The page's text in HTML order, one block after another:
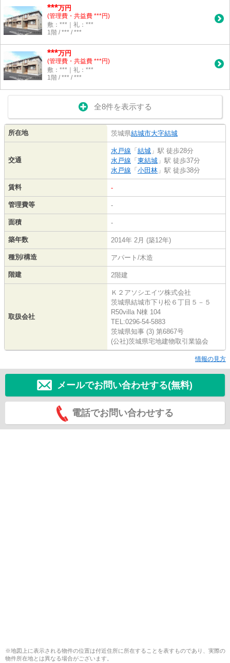
***万円
(管理費・共益費 ***円)
敷：***｜礼：***
1階 / *** / ***
***万円
(管理費・共益費 ***円)
敷：***｜礼：***
1階 / *** / ***
全8件を表示する
所在地 茨城県結城市大字結城
交通
水戸線 「 結城 」駅 徒歩28分
水戸線 「 東結城 」駅 徒歩37分
水戸線 「 小田林 」駅 徒歩38分
賃料 -
管理費等 -
面積 -
築年数 2014年 2月 (築12年)
種別/構造 アパート/木造
階建 2階建
取扱会社
Ｋ２アソシエイツ株式会社
茨城県結城市下り松６丁目５－５
R50villa N棟 104
TEL:0296-54-5883
茨城県知事 (3) 第6867号
(公社)茨城県宅地建物取引業協会
情報の見方
メールでお問い合わせする(無料)
電話でお問い合わせする
※地図上に表示される物件の位置は付近住所に所在することを表すものであり、実際の
物件所在地とは異なる場合がございます。